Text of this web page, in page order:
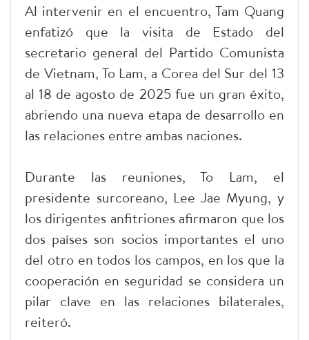
Al intervenir en el encuentro, Tam Quang
enfatizó que la visita de Estado del
secretario general del Partido Comunista
de Vietnam, To Lam, a Corea del Sur del 13
al 18 de agosto de 2025 fue un gran éxito,
abriendo una nueva etapa de desarrollo en
las relaciones entre ambas naciones.
Durante las reuniones, To Lam, el
presidente surcoreano, Lee Jae Myung, y
los dirigentes anfitriones afirmaron que los
dos países son socios importantes el uno
del otro en todos los campos, en los que la
cooperación en seguridad se considera un
pilar clave en las relaciones bilaterales,
reiteró.